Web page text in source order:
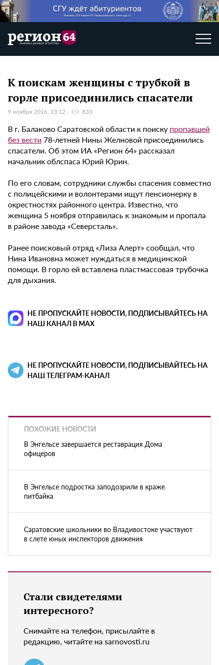
К поискам женщины с трубкой в
горле присоединились спасатели
9 ноября 2016, 13:12 833
В г. Балаково Саратовской области к поиску пропавшей
без вести 78-летней Нины Желновой присоединились
спасатели. Об этом ИА «Регион 64» рассказал
начальник облспаса Юрий Юрин.
По его словам, сотрудники службы спасения совместно
с полицейскими и волонтерами ищут пенсионерку в
окрестностях районного центра. Известно, что
женщина 5 ноября отправилась к знакомым и пропала
в районе завода «Северсталь».
Ранее поисковый отряд «Лиза Алерт» сообщал, что
Нина Ивановна может нуждаться в медицинской
помощи. В горло ей вставлена пластмассовая трубочка
для дыхания.
НЕ ПРОПУСКАЙТЕ НОВОСТИ, ПОДПИСЫВАЙТЕСЬ НА
НАШ КАНАЛ В MAX
НЕ ПРОПУСКАЙТЕ НОВОСТИ, ПОДПИСЫВАЙТЕСЬ НА
НАШ ТЕЛЕГРАМ-КАНАЛ
ПОХОЖИЕ НОВОСТИ
В Энгельсе завершается реставрация Дома
офицеров
В Энгельсе подростка заподозрили в краже
питбайка
Саратовские школьники во Владивостоке участвуют
в слете юных инспекторов движения
Стали свидетелями
интересного?
Снимайте на телефон, присылайте в
редакцию, читайте на sarnovosti.ru